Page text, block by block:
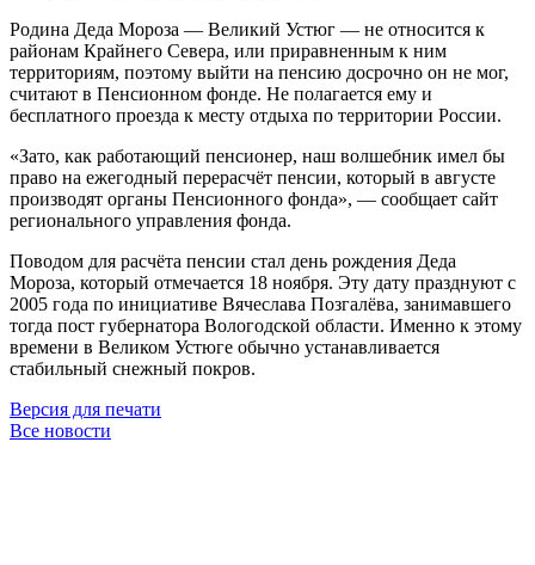
Родина Деда Мороза — Великий Устюг — не относится к
районам Крайнего Севера, или приравненным к ним
территориям, поэтому выйти на пенсию досрочно он не мог,
считают в Пенсионном фонде. Не полагается ему и
бесплатного проезда к месту отдыха по территории России.
«Зато, как работающий пенсионер, наш волшебник имел бы
право на ежегодный перерасчёт пенсии, который в августе
производят органы Пенсионного фонда», — сообщает сайт
регионального управления фонда.
Поводом для расчёта пенсии стал день рождения Деда
Мороза, который отмечается 18 ноября. Эту дату празднуют с
2005 года по инициативе Вячеслава Позгалёва, занимавшего
тогда пост губернатора Вологодской области. Именно к этому
времени в Великом Устюге обычно устанавливается
стабильный снежный покров.
Версия для печати
Все новости